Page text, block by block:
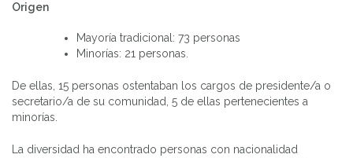
Origen
Mayoría tradicional: 73 personas
Minorías: 21 personas.
De ellas, 15 personas ostentaban los cargos de presidente/a o
secretario/a de su comunidad, 5 de ellas pertenecientes a
minorías.
La diversidad ha encontrado personas con nacionalidad